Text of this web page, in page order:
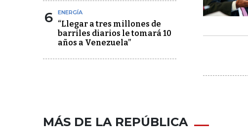
6 ENERGÍA
“Llegar a tres millones de
barriles diarios le tomará 10
años a Venezuela”
MÁS DE LA REPÚBLICA